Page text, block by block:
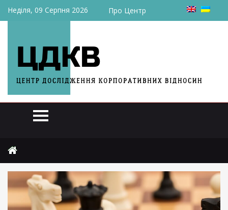
Неділя, 09 Серпня 2026 Про Центр
(English) UBS Seems Set to Keep Its Promises to Shareholders